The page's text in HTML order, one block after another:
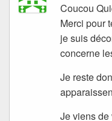
Coucou
Merci pour
je suis
concerne
Je reste
Je viens